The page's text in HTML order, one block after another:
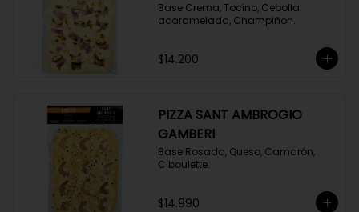
Base Crema, Tocino, Cebolla
acaramelada, Champiñon.
$14.200
PIZZA SANT AMBROGIO
GAMBERI
Base Rosada, Queso, Camarón,
Ciboulette.
$14.990